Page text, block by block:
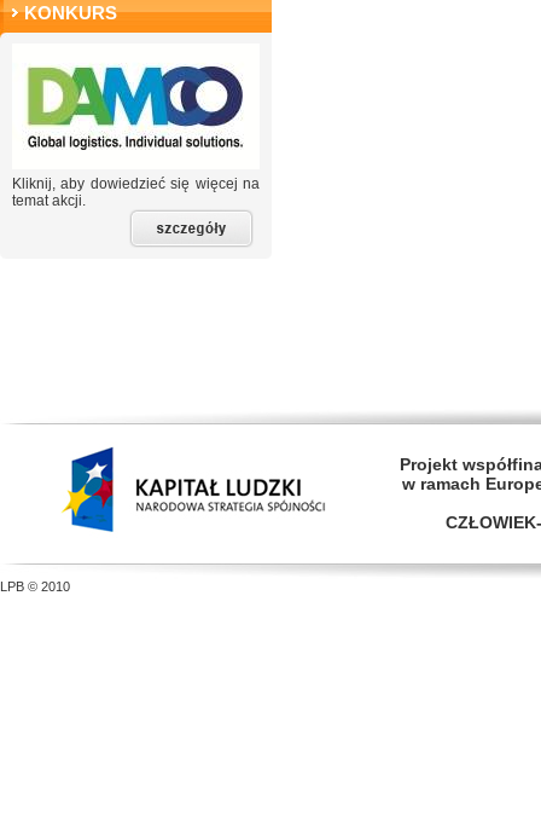
KONKURS
Kliknij, aby dowiedzieć się więcej na
temat akcji.
Projekt
w ramach
LPB © 2010